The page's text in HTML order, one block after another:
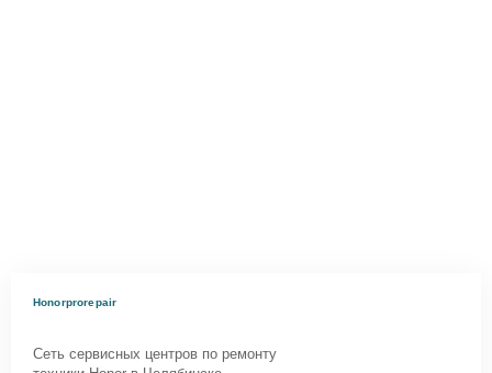
Honorprorepair
Сеть сервисных центров по ремонту